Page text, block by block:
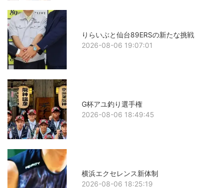
りらいぶと仙台89ERSの新たな挑戦
2026-08-06 19:07:01
G杯アユ釣り選手権
2026-08-06 18:49:45
横浜エクセレンス新体制
2026-08-06 18:25:19